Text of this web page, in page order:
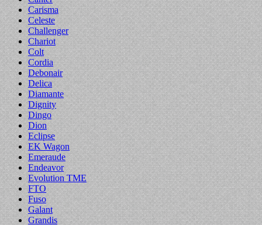
Carisma
Celeste
Challenger
Chariot
Colt
Cordia
Debonair
Delica
Diamante
Dignity
Dingo
Dion
Eclipse
EK Wagon
Emeraude
Endeavor
Evolution TME
FTO
Fuso
Galant
Grandis